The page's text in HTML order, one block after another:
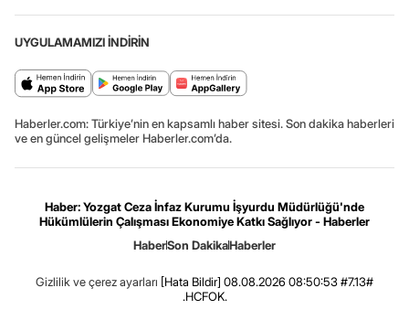
UYGULAMAMIZI İNDİRİN
Haberler.com: Türkiye’nin en kapsamlı haber sitesi. Son dakika haberleri
ve en güncel gelişmeler Haberler.com’da.
Haber: Yozgat Ceza İnfaz Kurumu İşyurdu Müdürlüğü'nde
Hükümlülerin Çalışması Ekonomiye Katkı Sağlıyor - Haberler
HaberSon DakikaHaberler
Gizlilik ve çerez ayarları [Hata Bildir] 08.08.2026 08:50:53 #7.13#
.HCFOK.